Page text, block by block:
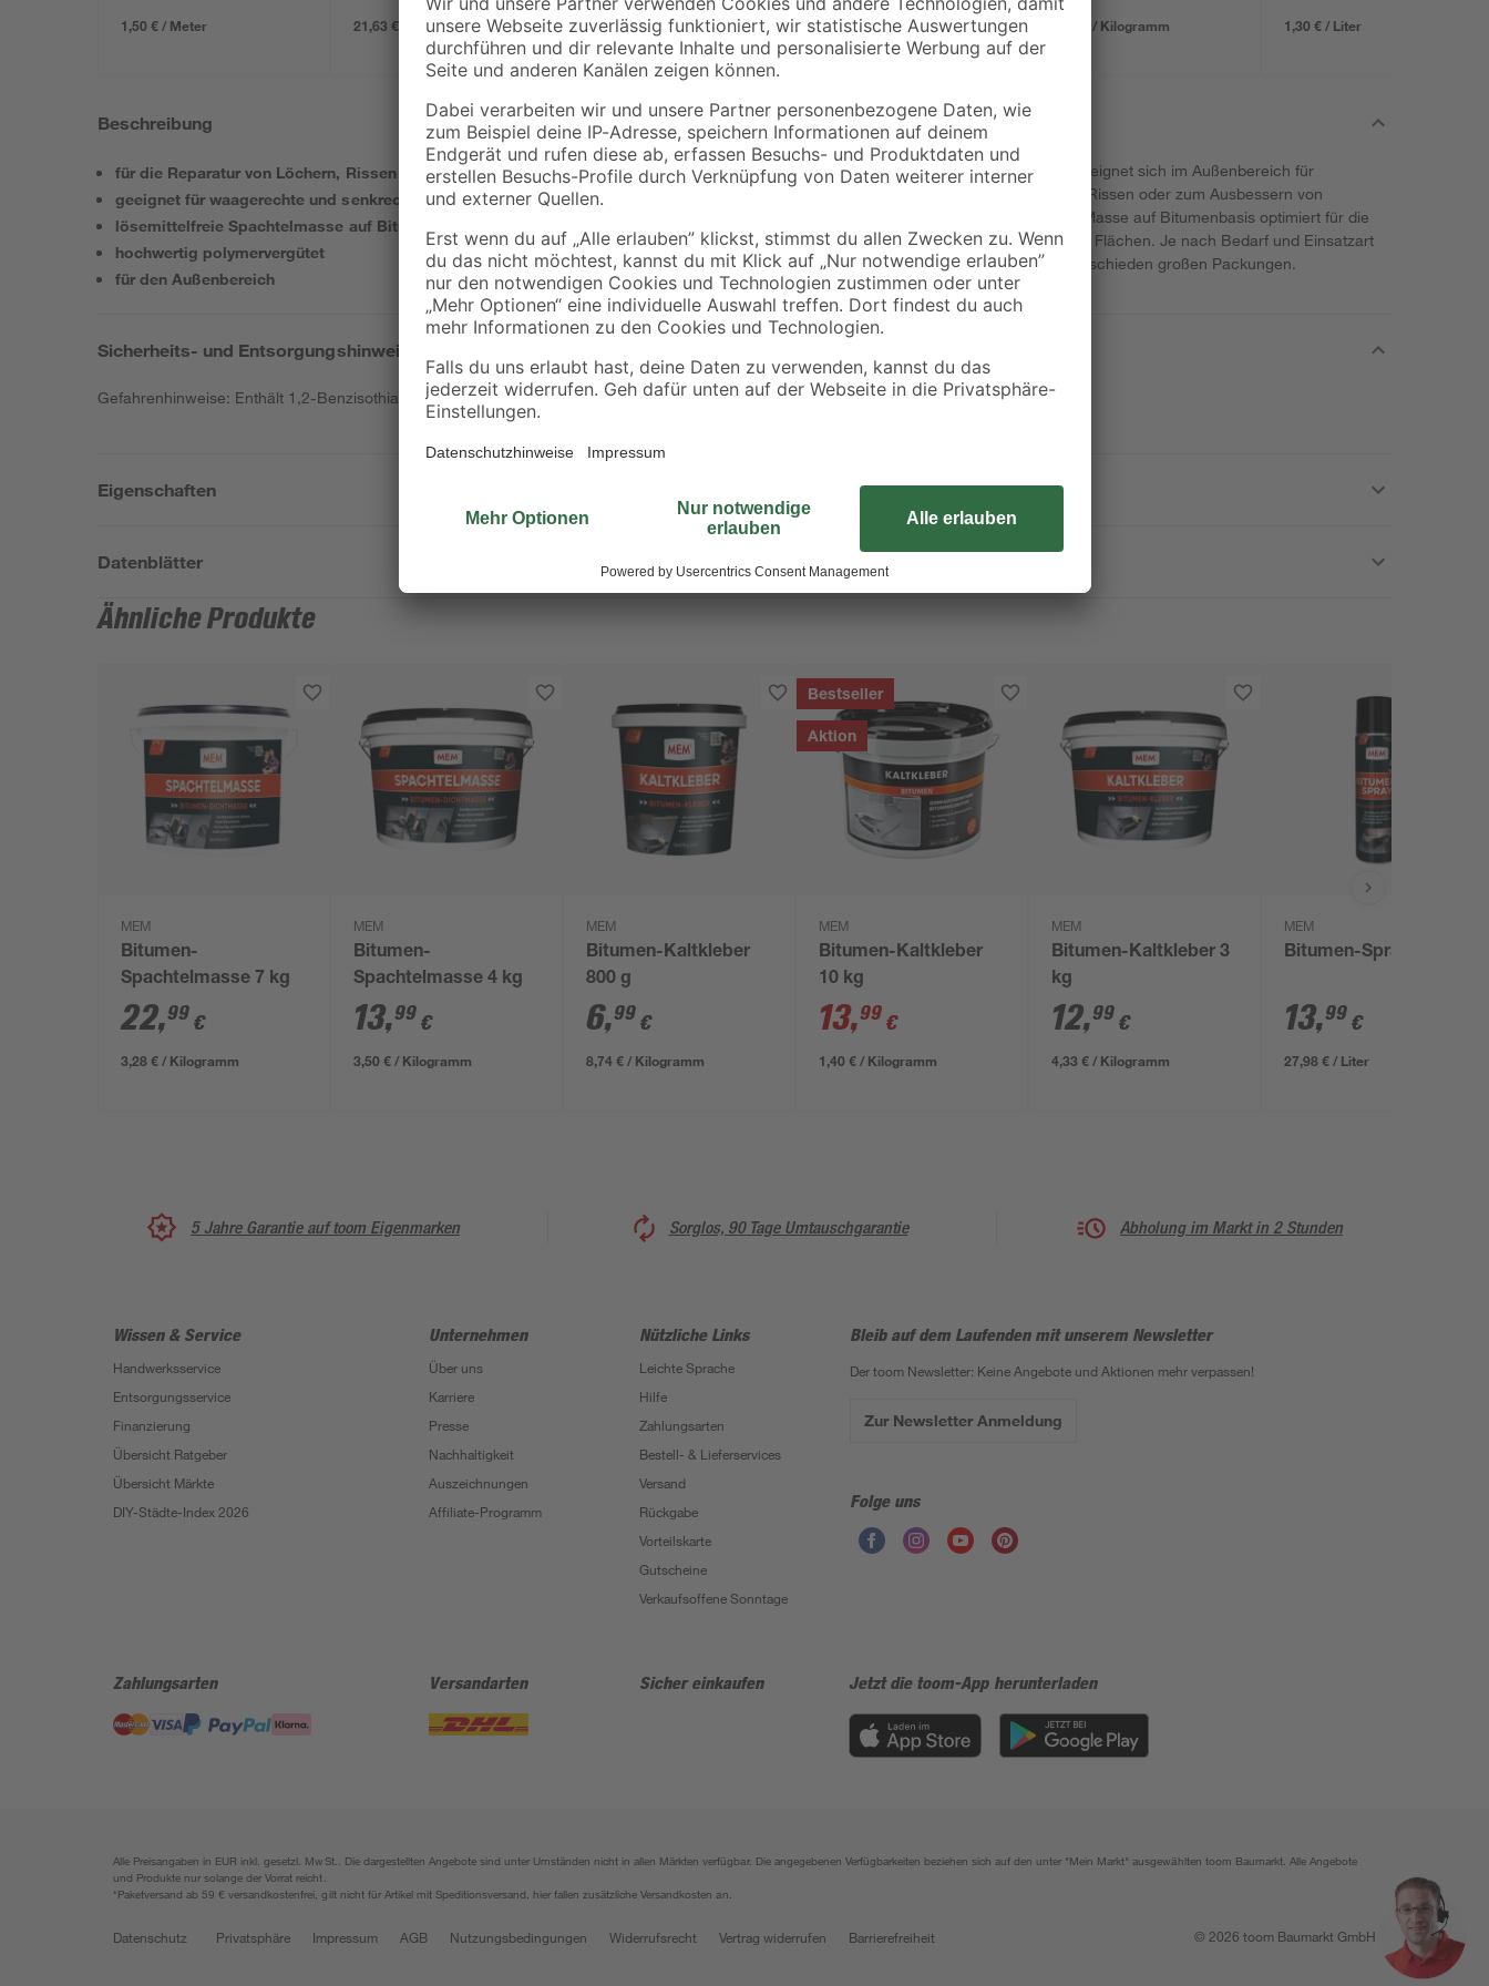
1,50 € / Meter 21,63 € / Liter 27,98 € / Liter
15,99 € / Pack
8,74 € / Kilogramm 1,30 € / Liter
Beschreibung
für die Reparatur von Löchern, Rissen und Bruchstellen
geeignet für waagerechte und senkrechte Flächen
lösemittelfreie Spachtelmasse auf Bitumenbasis
hochwertig polymervergütet
für den Außenbereich
Die hochwertige Profi-Spachtelmasse von Mem eignet sich im Außenbereich für
Reparaturen von Bitumendachbahnen, Blasen, Rissen oder zum Ausbessern von
Dachkehlen. Dank der guten Haftbarkeit ist die Masse auf Bitumenbasis optimiert für die
Anwendung auf waagerechten und senkrechten Flächen. Je nach Bedarf und Einsatzart
gibt es die Reparatur- und Spachtelmasse in verschieden großen Packungen.
Sicherheits- und Entsorgungshinweise
Gefahrenhinweise: Enthält 1,2-Benzisothiazol-3(2H)-on, 2-Methyl-2H-Isothiazol-3-on. Kann allergische Reaktionen hervorrufen.
Eigenschaften
Datenblätter
Ähnliche Produkte
MEM
Bitumen-
Spachtelmasse 7 kg
22,99 €
3,28 € / Kilogramm
MEM
Bitumen-
Spachtelmasse 4 kg
13,99 €
3,50 € / Kilogramm
MEM
Bitumen-Kaltkleber
800 g
6,99 €
8,74 € / Kilogramm
Bestseller
Aktion
MEM
Bitumen-Kaltkleber
10 kg
13,99 €
1,40 € / Kilogramm
MEM
Bitumen-Kaltkleber 3
kg
12,99 €
4,33 € / Kilogramm
MEM
Bitumen-Spray 500 ml
13,99 €
27,98 € / Liter
5 Jahre Garantie auf toom Eigenmarken Sorglos, 90 Tage Umtauschgarantie Abholung im Markt in 2 Stunden
Wissen & Service
Handwerksservice
Entsorgungsservice
Finanzierung
Übersicht Ratgeber
Übersicht Märkte
DIY-Städte-Index 2026
Unternehmen
Über uns
Karriere
Presse
Nachhaltigkeit
Auszeichnungen
Affiliate-Programm
Nützliche Links
Leichte Sprache
Hilfe
Zahlungsarten
Bestell- & Lieferservices
Versand
Rückgabe
Vorteilskarte
Gutscheine
Verkaufsoffene Sonntage
Bleib auf dem Laufenden mit unserem Newsletter
Der toom Newsletter: Keine Angebote und Aktionen mehr verpassen!
Zur Newsletter Anmeldung
Folge uns
Zahlungsarten Versandarten Sicher einkaufen Jetzt die toom-App herunterladen
Alle Preisangaben in EUR inkl. gesetzl. MwSt.. Die dargestellten Angebote sind unter Umständen nicht in allen Märkten verfügbar. Die angegebenen Verfügbarkeiten beziehen sich auf den unter "Mein Markt" ausgewählten toom Baumarkt. Alle Angebote
und Produkte nur solange der Vorrat reicht.
*Paketversand ab 59 € versandkostenfrei, gilt nicht für Artikel mit Speditionsversand, hier fallen zusätzliche Versandkosten an.
Datenschutz Privatsphäre Impressum AGB Nutzungsbedingungen Widerrufsrecht Vertrag widerrufen Barrierefreiheit © 2026 toom Baumarkt GmbH